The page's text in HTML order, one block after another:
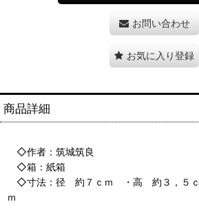
お問い合わせ
お気に入り登録
商品詳細
◇作者：筑城筑良
◇箱：紙箱
◇寸法：径 約７ｃｍ ・高 約３，５ｃ